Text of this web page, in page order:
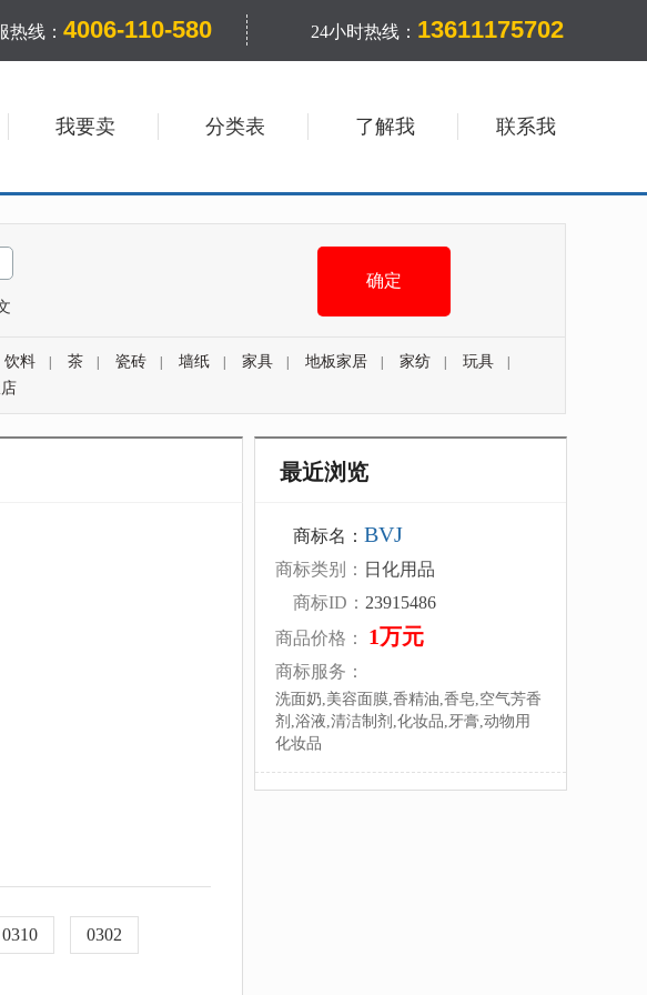
热线： 4006-110-580 24小时热线： 13611175702
我要卖 分类表 了解我 联系我
饮料 茶 瓷砖 墙纸 家具 地板家居 家纺 玩具
0310 0302
最近浏览
商标名： BVJ
商标类别： 日化用品
商标ID： 23915486
商品价格： 1万元
商标服务：
洗面奶,美容面膜,香精油,香皂,空气芳香
剂,浴液,清洁制剂,化妆品,牙膏,动物用
化妆品